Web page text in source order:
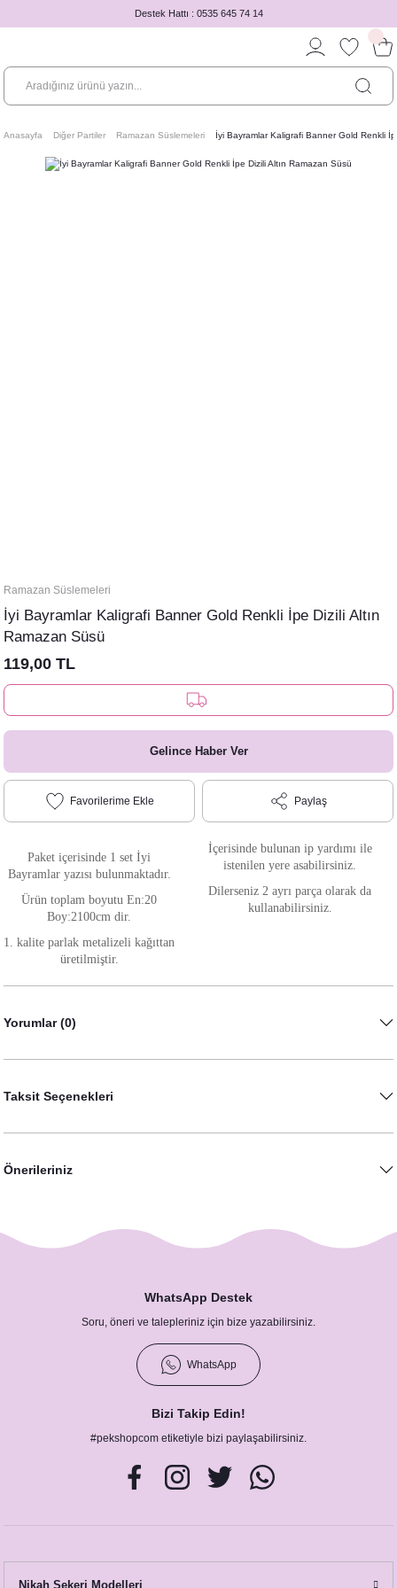
Destek Hattı : 0535 645 74 14
Anasayfa Diğer Partiler Ramazan Süslemeleri İyi Bayramlar Kaligrafi Banner Gold Renkli
Ramazan Süslemeleri
İyi Bayramlar Kaligrafi Banner Gold Renkli İpe Dizili Altın
Ramazan Süsü
119,00 TL
Gelince Haber Ver
Paylaş
Paket içerisinde 1 set İyi
Bayramlar yazısı bulunmaktadır.
Ürün toplam boyutu En:20
Boy:2100cm dir.
1. kalite parlak metalizeli kağıttan
üretilmiştir.
İçerisinde bulunan ip yardımı ile
istenilen yere asabilirsiniz.
Dilerseniz 2 ayrı parça olarak da
kullanabilirsiniz.
Yorumlar (0)
Taksit Seçenekleri
Önerileriniz
WhatsApp Destek
Soru, öneri ve talepleriniz için bize yazabilirsiniz.
WhatsApp
Bizi Takip Edin!
#pekshopcom etiketiyle bizi paylaşabilirsiniz.
Nikah Şekeri Modelleri